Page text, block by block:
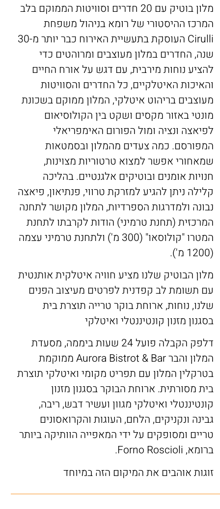
מלון בוטיק עם 20 חדרים וסוויטות הממוקם בלב
המרכז ההיסטורי של רומא בניהול משפחת
Cirulli העוסקת בתעשיית האירוח כבר יותר מ-30
שנה, החדרים במלון מעוצבים ומרוהטים כדי
להציע נוחות מירבית, עם דגש על אורח החיים
והאיכות האיטלקיים, כל החדרים והסוויטות
מעוצבים בריהוט איטלקי, המלון ממוקם בשכונת
מונטי באזור מקסים ושקט בין הקולוסיאום
לפיאצה ונציה ומול הפורום האימפריאלי
המפורסם. כמה צעדים מהמלון ובסמטאות
שמאחורי אפשר למצוא טרטוריות מצוינות,
חנויות אומנים ובוטיקים אלגנטיים. בהליכה
קלילה ניתן להגיע למזרקת טרווי, פנתיאון, פיאצה
נבונה ולמדרגות הספרדיות, המלון מקושר לתחנה
המרכזית (תחנת טרמיני) הודות לקרבתו לתחנת
המטרו "קולוסאו" (300 מ') ולתחנת טרמיני עצמה
(1200 מ').
מלון הבוטיק שלנו מציע חוויה איטלקית אותנטית
עם תשומת לב קפדנית לפרטים מעיצוב הפנים
שלנו, נוחות, ארוחת בוקר טרייה תוצרת בית
בסגנון מזנון קונטיננטלי ואיטלקי
דלפק הקבלה פועל 24 שעות ביממה, מסעדת
המלון והבר Aurora Bistrot & Bar ממוקמת
בטרקלין המלון עם תפריט מקומי ואיטלקי תוצרת
בית מסורתית. ארוחת הבוקר בסגנון מזנון
קונטיננטלי ואיטלקי מגוון ועשיר דבש, ריבה,
גבינה ונקניקים, הלחם, העוגות והקרואסונים
טריים ומסופקים על ידי המאפייה הוותיקה ביותר
ברומא, Forno Roscioli.
זוגות אוהבים את המיקום הזה במיוחד